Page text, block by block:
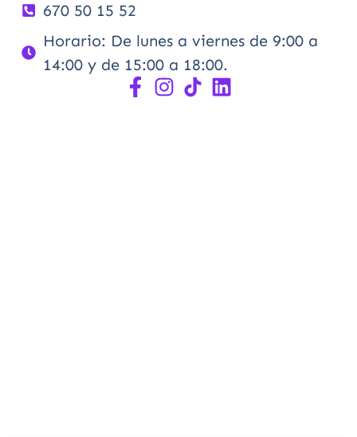
670 50 15 52
Horario: De lunes a viernes de 9:00 a
14:00 y de 15:00 a 18:00.